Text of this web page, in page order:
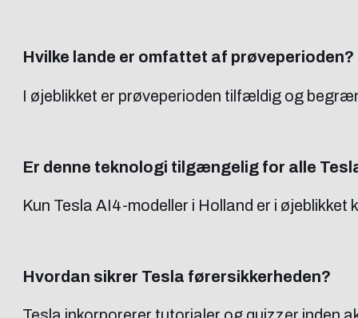
Hvilke lande er omfattet af prøveperioden?
I øjeblikket er prøveperioden tilfældig og
Er denne teknologi tilgængelig for alle
Kun Tesla AI4-modeller i Holland er i
Hvordan sikrer Tesla førersikkerheden?